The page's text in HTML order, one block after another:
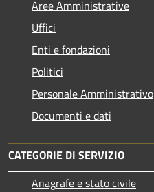
Aree Amministrative
Uffici
Enti e fondazioni
Politici
Personale Amministrativo
Documenti e dati
CATEGORIE DI SERVIZIO
Anagrafe e stato civile